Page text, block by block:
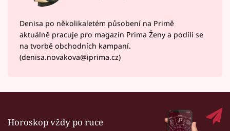
Denisa po několikaletém působení na Primě
aktuálně pracuje pro magazín Prima Ženy a podílí se
na tvorbě obchodních kampaní.
(denisa.novakova@iprima.cz)
Horoskop vždy po ruce